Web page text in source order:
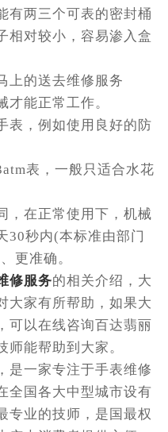
有两三个可表的密封桶
相对较小，容易渗入盒
的送去维修服务
能正常工作。
，例如使用良好的防
表，一般只适合水花
在正常使用下，机械
30秒内(本标准由部门
更准确。
修服务的相关介绍，大
大家有所帮助，如果大
可以在线咨询百达翡丽
能帮助到大家。
一家专注于手表维修
全国各大中型城市设有
专业的技师，是国最权